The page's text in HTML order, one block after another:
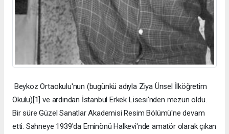
Beykoz Ortaokulu'nun (bugünkü adıyla Ziya Ünsel İlköğretim
Okulu)[1] ve ardından İstanbul Erkek Lisesi'nden mezun oldu.
Bir süre Güzel Sanatlar Akademisi Resim Bölümü'ne devam
etti. Sahneye 1939'da Eminönü Halkevi'nde amatör olarak çıkan